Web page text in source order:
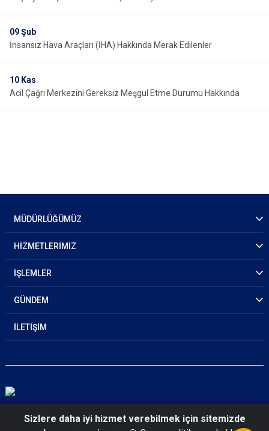
09Şub
İnsansız Hava Araçları (İHA) Hakkında Merak Edilenler
10 Kas
Acil Çağrı Merkezini Gereksiz Meşgul Etme Durumu Hakkında
MÜDÜRLÜĞÜMÜZ
HİZMETLERİMİZ
İŞLEMLER
GÜNDEM
İLETİŞİM
© 2026 Zonguldak Emniyet Müdürlüğü
Sizlere daha iyi hizmet verebilmek için sitemizde